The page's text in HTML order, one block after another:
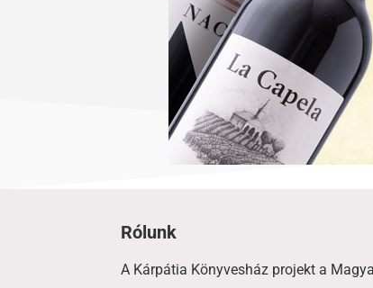
Rólunk
A Kárpátia Könyvesház projekt a